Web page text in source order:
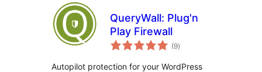
QueryWall: Plug'n
Play Firewall
(9གདེང་
འཇོག་
ཚང་།
)
Autopilot protection for your WordPress